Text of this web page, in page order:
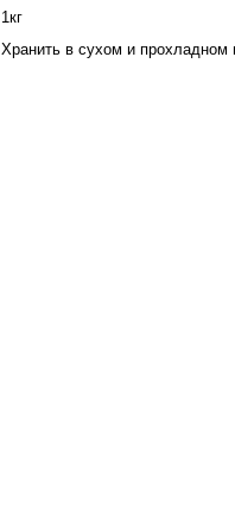
1кг
Хранить в сухом и прохладном